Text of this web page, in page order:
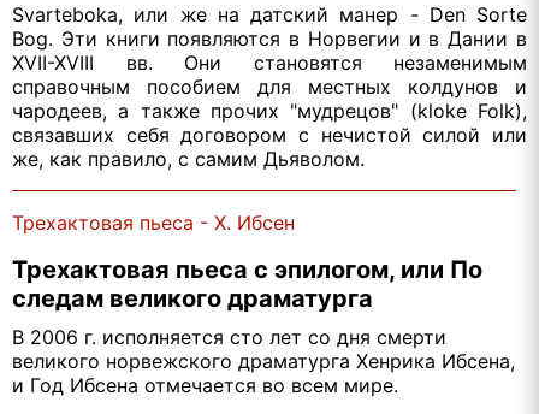
Svarteboka, или же на датский манер - Den Sorte
Bog. Эти книги появляются в Норвегии и в Дании в
XVII-XVIII вв. Они становятся незаменимым
справочным пособием для местных колдунов и
чародеев, а также прочих "мудрецов" (kloke Folk),
связавших себя договором с нечистой силой или
же, как правило, с самим Дьяволом.
Трехактовая пьеса - Х. Ибсен
Трехактовая пьеса с эпилогом, или По
следам великого драматурга
В 2006 г. исполняется сто лет со дня смерти
великого норвежского драматурга Хенрика Ибсена,
и Год Ибсена отмечается во всем мире.